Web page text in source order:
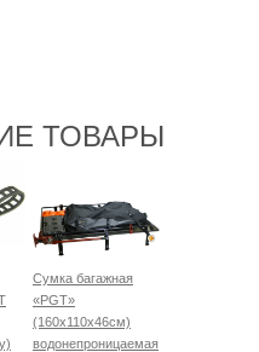
ТОВАРЫ
Сумка багажная
«PGT»
(160х110х46см)
водонепроницаемая